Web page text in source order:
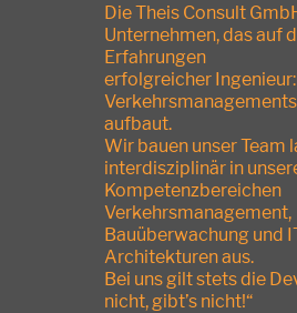
Die Theis Consult
Unternehmen, das auf
Erfahrungen
erfolgreicher
aufbaut.
Wir bauen unser Team
interdisziplinär in
Kompetenzbereichen
Verkehrsmanagement,
Bauüberwachung und
Architekturen aus.
Bei uns gilt stets die
nicht, gibt’s nicht!“